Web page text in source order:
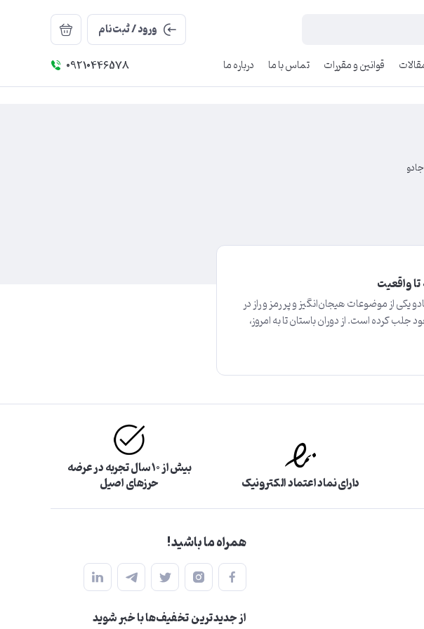
ورود / ثبت‌نام
قوانین و مقررات تماس با ما درباره ما 09210446578
واقعیت
از موضوعات هیجان‌انگیز و پر رمز و راز در
کرده است. از دوران باستان تا به امروز،
دارای نماد اعتماد الکترونیک
بیش از ۱۰ سال تجربه در عرضه
حرزهای اصیل
همراه ما باشید!
از جدید‌ترین تخفیف‌ها با‌ خبر شوید